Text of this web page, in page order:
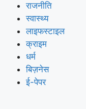
राजनीति
स्वास्थ्य
लाइफस्टाइल
क्राइम
धर्म
बिज़नेस
ई-पेपर